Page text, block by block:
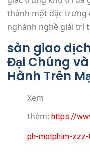
thành một đặc trưng
nghành nghề giải trí
sàn giao
Đại Chúng
Hành Trên
Xem
thêm: https://
ph-motphim-